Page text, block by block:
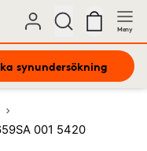
Meny
synundersökning
001 5420